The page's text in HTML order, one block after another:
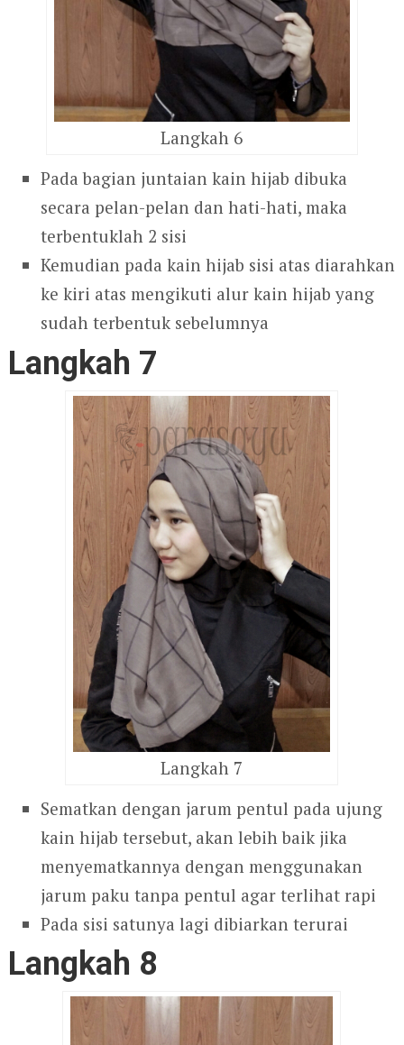
Langkah 6
Pada bagian juntaian kain hijab dibuka
secara pelan-pelan dan hati-hati, maka
terbentuklah 2 sisi
Kemudian pada kain hijab sisi atas diarahkan
ke kiri atas mengikuti alur kain hijab yang
sudah terbentuk sebelumnya
Langkah 7
Langkah 7
Sematkan dengan jarum pentul pada ujung
kain hijab tersebut, akan lebih baik jika
menyematkannya dengan menggunakan
jarum paku tanpa pentul agar terlihat rapi
Pada sisi satunya lagi dibiarkan terurai
Langkah 8